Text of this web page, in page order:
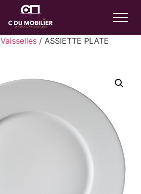
Vaisselles / ASSIETTE PLATE